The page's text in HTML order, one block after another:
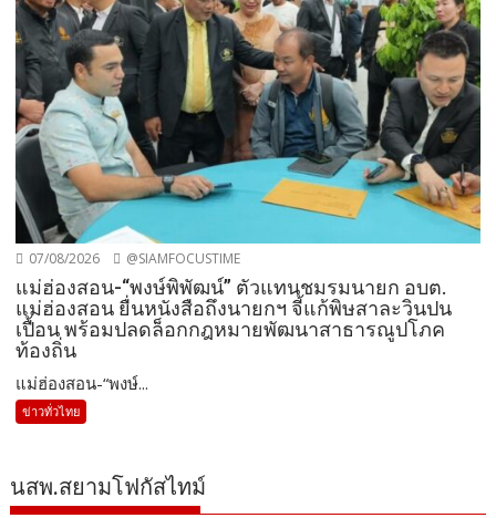
07/08/2026 @SIAMFOCUSTIME
แม่ฮ่องสอน-“พงษ์พิพัฒน์” ตัวแทนชมรมนายก อบต.
แม่ฮ่องสอน ยื่นหนังสือถึงนายกฯ จี้แก้พิษสาละวินปน
เปื้อน พร้อมปลดล็อกกฎหมายพัฒนาสาธารณูปโภค
ท้องถิ่น
แม่ฮ่องสอน-“พงษ์...
ข่าวทั่วไทย
นสพ.สยามโฟกัสไทม์